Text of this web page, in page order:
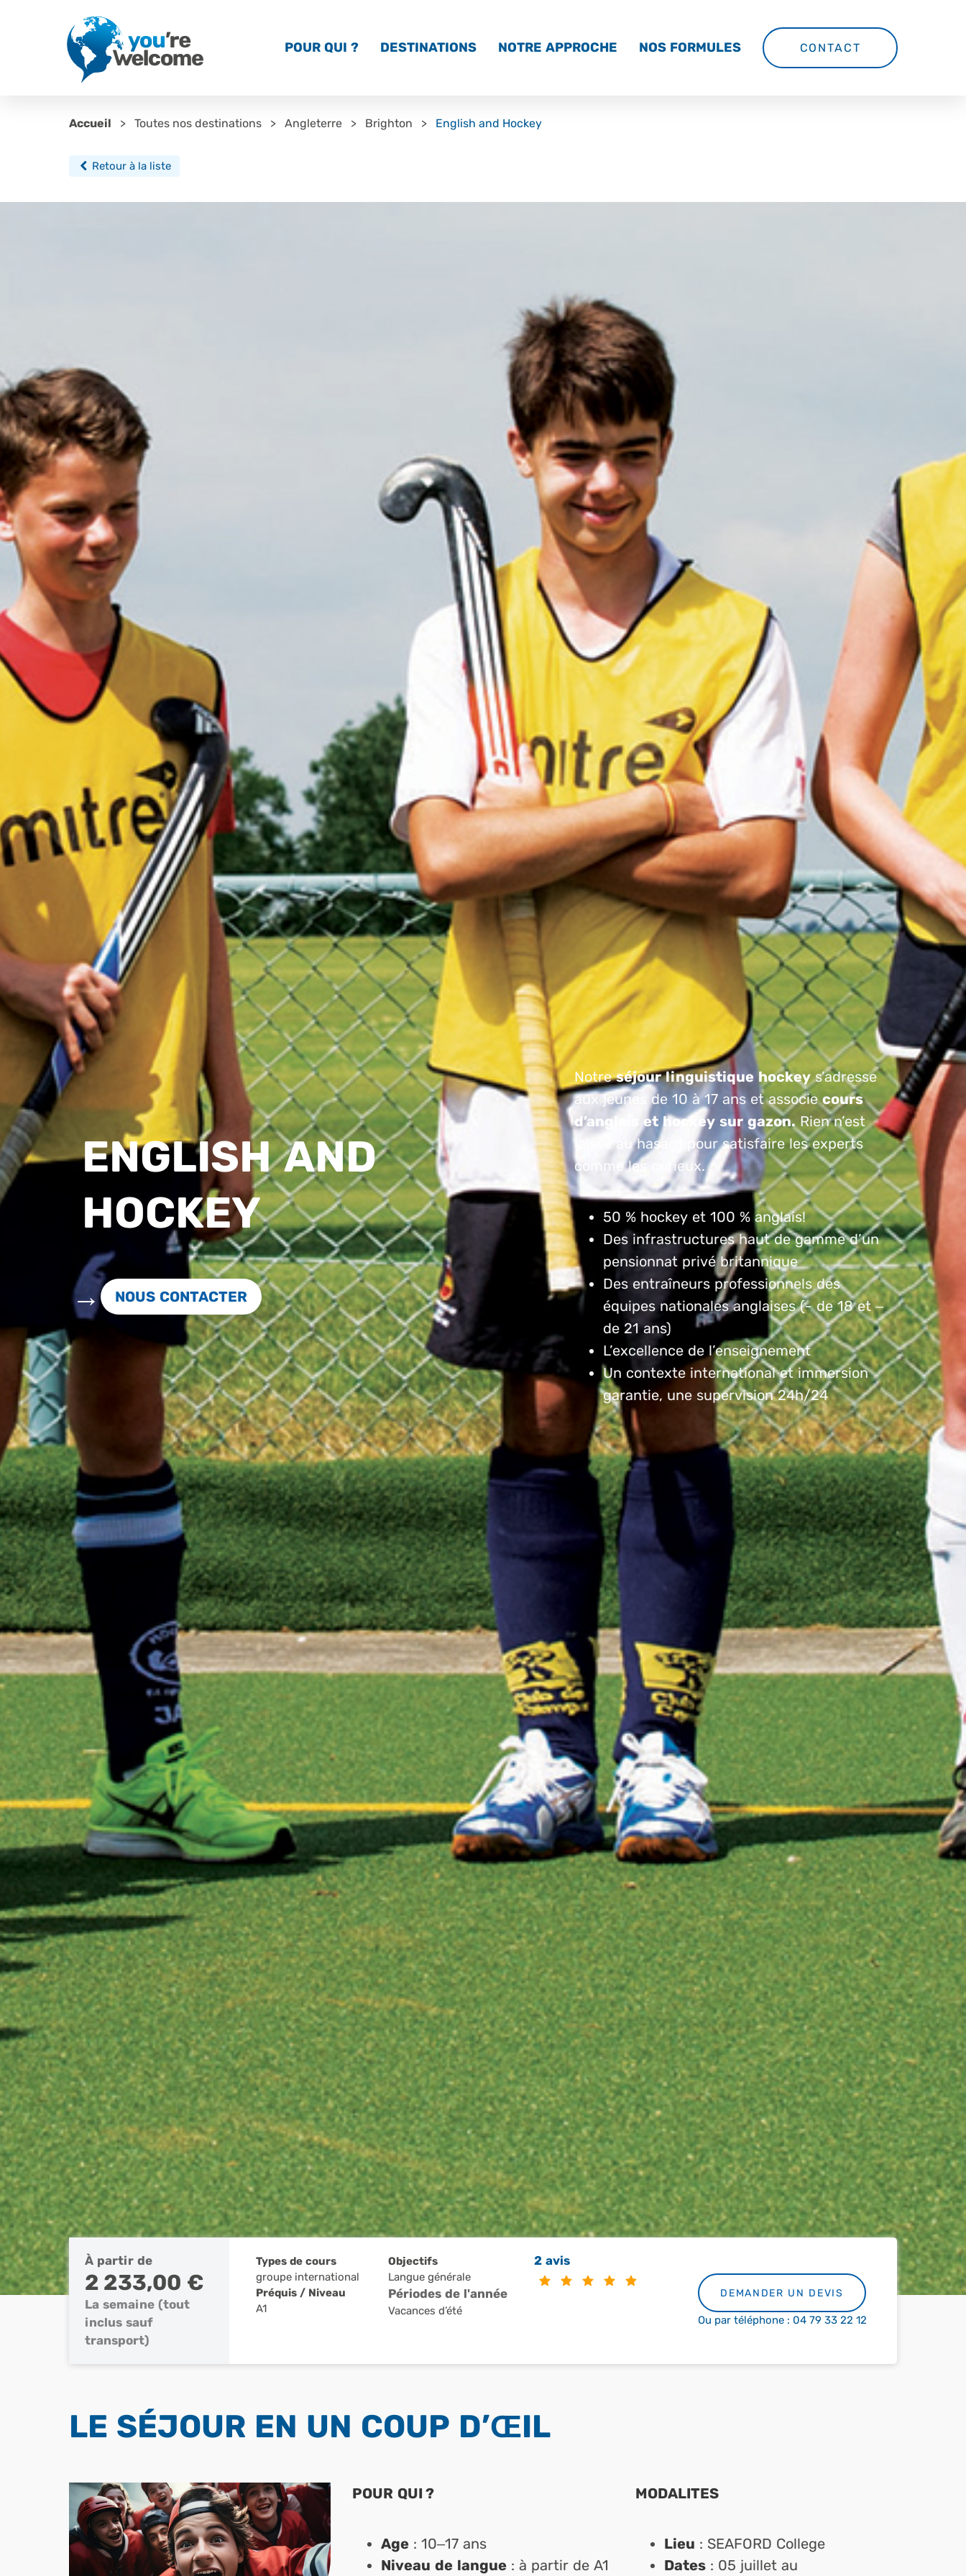
POUR QUI ? DESTINATIONS NOTRE APPROCHE NOS FORMULES CONTACT
Accueil Toutes nos destinations Angleterre Brighton English and Hockey
Retour à la liste
ENGLISH AND
HOCKEY
NOUS CONTACTER
Notreséjour linguistique hockeys’adresse
aux jeunes de 10 à 17 ans et associecours
d’anglais et hockey sur gazon. Rien n’est
laissé au hasard pour satisfaire les experts
comme les curieux.
50 % hockey et 100 % anglais!
Des infrastructures haut de gamme d’un
pensionnat privé britannique
Des entraîneurs professionnels des
équipes nationales anglaises (- de 18 et –
de 21 ans)
L’excellence de l’enseignement
Un contexte international et immersion
garantie, une supervision 24h/24
À partir de
2 233,00 €
La semaine (tout
inclus sauf
transport)
Types de cours
groupe international
Préquis / Niveau
A1
Objectifs
Langue générale
Périodes de l'année
Vacances d’été
2 avis
DEMANDER UN DEVIS
Ou par téléphone : 04 79 33 22 12
LE SÉJOUR EN UN COUP D’ŒIL
POUR QUI ?
Age : 10–17 ans
Niveau de langue : à partir de A1
MODALITES
Lieu : SEAFORD College
Dates : 05 juillet au